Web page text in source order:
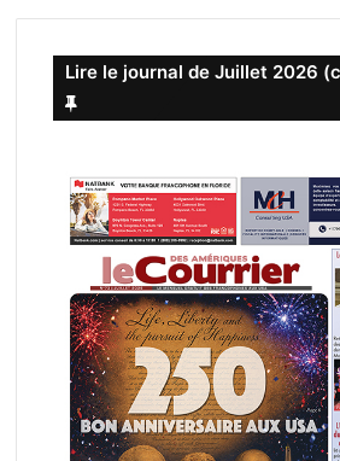
c
h
:
Lire le journal de Juillet 2026